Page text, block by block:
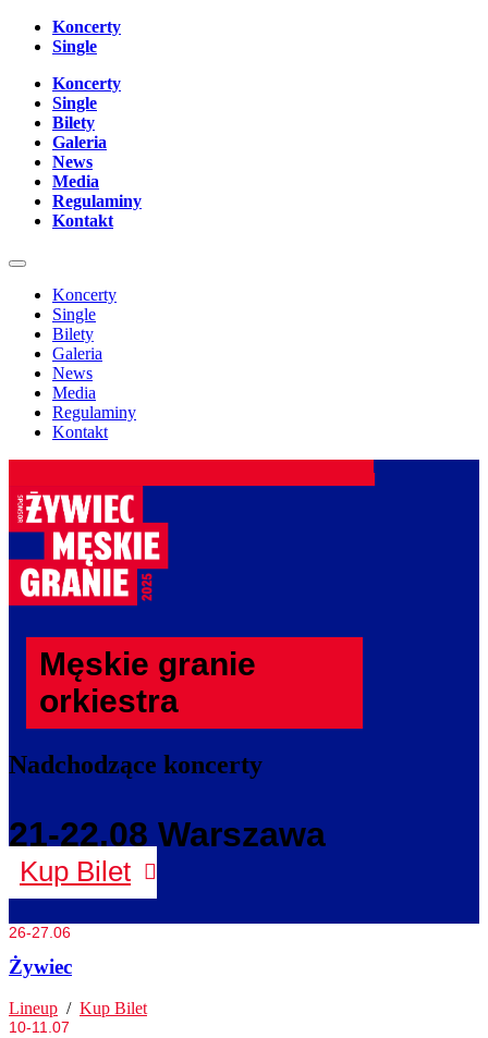
Koncerty
Single
Koncerty
Single
Bilety
Galeria
News
Media
Regulaminy
Kontakt
Koncerty
Single
Bilety
Galeria
News
Media
Regulaminy
Kontakt
Męskie granie
orkiestra
Nadchodzące koncerty
21-22.08 Warszawa
Kup Bilet
26-27.06
Żywiec
Lineup / Kup Bilet
10-11.07